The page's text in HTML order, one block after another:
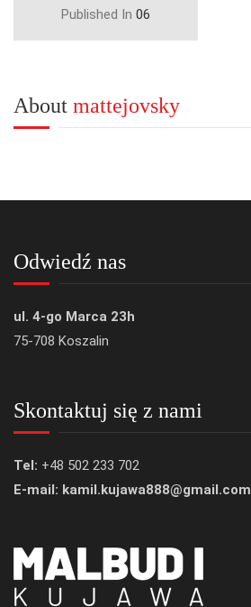
Published In 06
About mattejovsky
Odwiedź nas
ul. 4-go Marca 23h
75-708 Koszalin
Skontaktuj się z nami
Tel: +48 502 233 702
E-mail: kamil.kujawa888@gmail.com